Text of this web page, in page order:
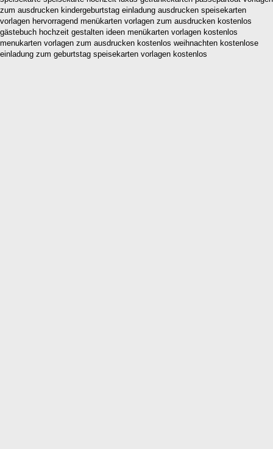
zum ausdrucken kindergeburtstag einladung ausdrucken speisekarten
vorlagen hervorragend menükarten vorlagen zum ausdrucken kostenlos
gästebuch hochzeit gestalten ideen menükarten vorlagen kostenlos
menukarten vorlagen zum ausdrucken kostenlos weihnachten kostenlose
einladung zum geburtstag speisekarten vorlagen kostenlos